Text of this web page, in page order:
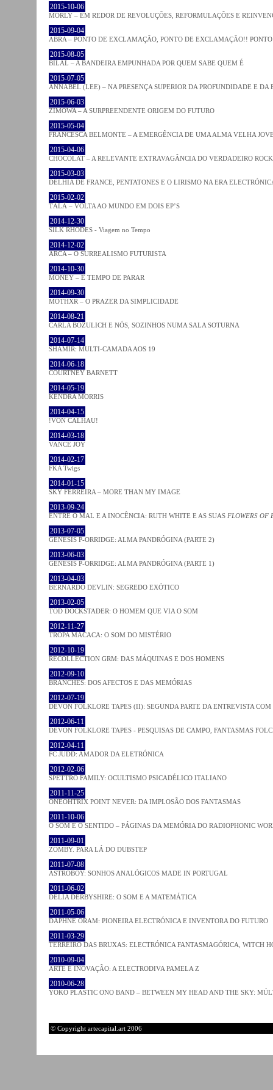
2015-10-06
MORLY – EM REDOR DE REVOLUÇÕES, REFORMULAÇÕES E
2015-09-04
ABRA – PONTO DE EXCLAMAÇÃO, PONTO DE EXCLAMAÇÃO!!
2015-08-05
BILAL – A BANDEIRA EMPUNHADA POR QUEM SABE QUEM É
2015-07-05
ANNABEL (LEE) – NA PRESENÇA SUPERIOR DA PROFUNDIDADE E DA
2015-06-03
ZIMOWA – A SURPREENDENTE ORIGEM DO FUTURO
2015-05-04
FRANCESCA BELMONTE – A EMERGÊNCIA DE UMA ALMA VELHA
2015-04-06
CHOCOLAT – A RELEVANTE EXTRAVAGÂNCIA DO VERDADEIRO ROCK
2015-03-03
DELHIA DE FRANCE, PENTATONES E O LIRISMO NA ERA
2015-02-02
TĀLĀ – VOLTA AO MUNDO EM DOIS EP’S
2014-12-30
SILK RHODES - Viagem no Tempo
2014-12-02
ARCA – O SURREALISMO FUTURISTA
2014-10-30
MONEY – É TEMPO DE PARAR
2014-09-30
MOTHXR – O PRAZER DA SIMPLICIDADE
2014-08-21
CARLA BOZULICH E NÓS, SOZINHOS NUMA SALA SOTURNA
2014-07-14
SHAMIR: MULTI-CAMADA AOS 19
2014-06-18
COURTNEY BARNETT
2014-05-19
KENDRA MORRIS
2014-04-15
!VON CALHAU!
2014-03-18
VANCE JOY
2014-02-17
FKA Twigs
2014-01-15
SKY FERREIRA – MORE THAN MY IMAGE
2013-09-24
ENTRE O MAL E A INOCÊNCIA: RUTH WHITE E AS SUAS FLOWERS OF
2013-07-05
GENESIS P-ORRIDGE: ALMA PANDRÓGINA (PARTE 2)
2013-06-03
GENESIS P-ORRIDGE: ALMA PANDRÓGINA (PARTE 1)
2013-04-03
BERNARDO DEVLIN: SEGREDO EXÓTICO
2013-02-05
TOD DOCKSTADER: O HOMEM QUE VIA O SOM
2012-11-27
TROPA MACACA: O SOM DO MISTÉRIO
2012-10-19
RECOLLECTION GRM: DAS MÁQUINAS E DOS HOMENS
2012-09-10
BRANCHES: DOS AFECTOS E DAS MEMÓRIAS
2012-07-19
DEVON FOLKLORE TAPES (II): SEGUNDA PARTE DA ENTREVISTA
2012-06-11
DEVON FOLKLORE TAPES - PESQUISAS DE CAMPO, FANTASMAS
2012-04-11
FC JUDD: AMADOR DA ELETRÓNICA
2012-02-06
SPETTRO FAMILY: OCULTISMO PSICADÉLICO ITALIANO
2011-11-25
ONEOHTRIX POINT NEVER: DA IMPLOSÃO DOS FANTASMAS
2011-10-06
O SOM E O SENTIDO – PÁGINAS DA MEMÓRIA DO RADIOPHONIC
2011-09-01
ZOMBY. PARA LÁ DO DUBSTEP
2011-07-08
ASTROBOY: SONHOS ANALÓGICOS MADE IN PORTUGAL
2011-06-02
DELIA DERBYSHIRE: O SOM E A MATEMÁTICA
2011-05-06
DAPHNE ORAM: PIONEIRA ELECTRÓNICA E INVENTORA DO FUTURO
2011-03-29
TERREIRO DAS BRUXAS: ELECTRÓNICA FANTASMAGÓRICA, WITCH
2010-09-04
ARTE E INOVAÇÃO: A ELECTRODIVA PAMELA Z
2010-06-28
YOKO PLASTIC ONO BAND – BETWEEN MY HEAD AND THE SKY:
© Copyright artecapital.art 2006